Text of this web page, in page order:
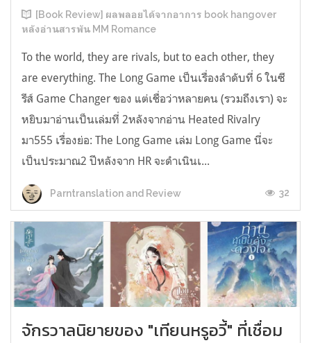
[Book Review] ผลพลอยได้จากอาการ book hangover
หลังอ่านสารพัน MM Romance
To the world, they are rivals, but to each other, they
are everything. The Long Game เป็นเรื่องลำดับที่ 6 ในซี
รีส์ Game Changer ของ แต่เชื่อว่าหลายคน (รวมถึงเรา) จะ
หยิบมาอ่านเป็นเล่มที่ 2หลังจากอ่าน Heated Rivalry
มา555 เรื่องย่อ: The Long Game เล่ม Long Game นี่จะ
เป็นประมาณ2 ปีหลังจาก HR จะดำเนินเ...
Parntranslation and Review 32
จักรวาลนิยายของ "เทียนหรูอวี้" ที่เชื่อม